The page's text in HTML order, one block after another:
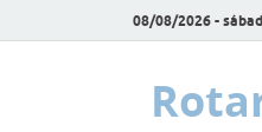
08/08/2026 -